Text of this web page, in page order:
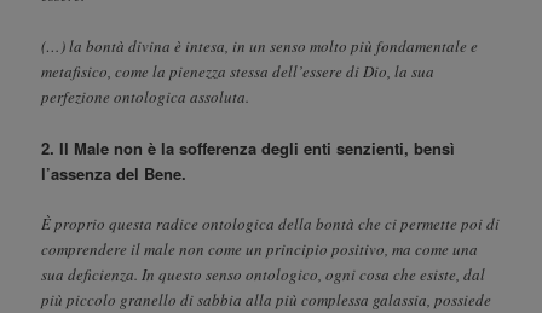
(…) la bontà divina è intesa, in un senso molto più fondamentale e
metafisico, come la pienezza stessa dell’essere di Dio, la sua
perfezione ontologica assoluta.
2. Il Male non è la sofferenza degli enti senzienti, bensì
l’assenza del Bene.
È proprio questa radice ontologica della bontà che ci permette poi di
comprendere il male non come un principio positivo, ma come una
sua deficienza. In questo senso ontologico, ogni cosa che esiste, dal
più piccolo granello di sabbia alla più complessa galassia, possiede